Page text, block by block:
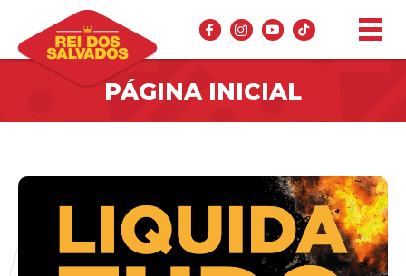
PÁGINA INICIAL